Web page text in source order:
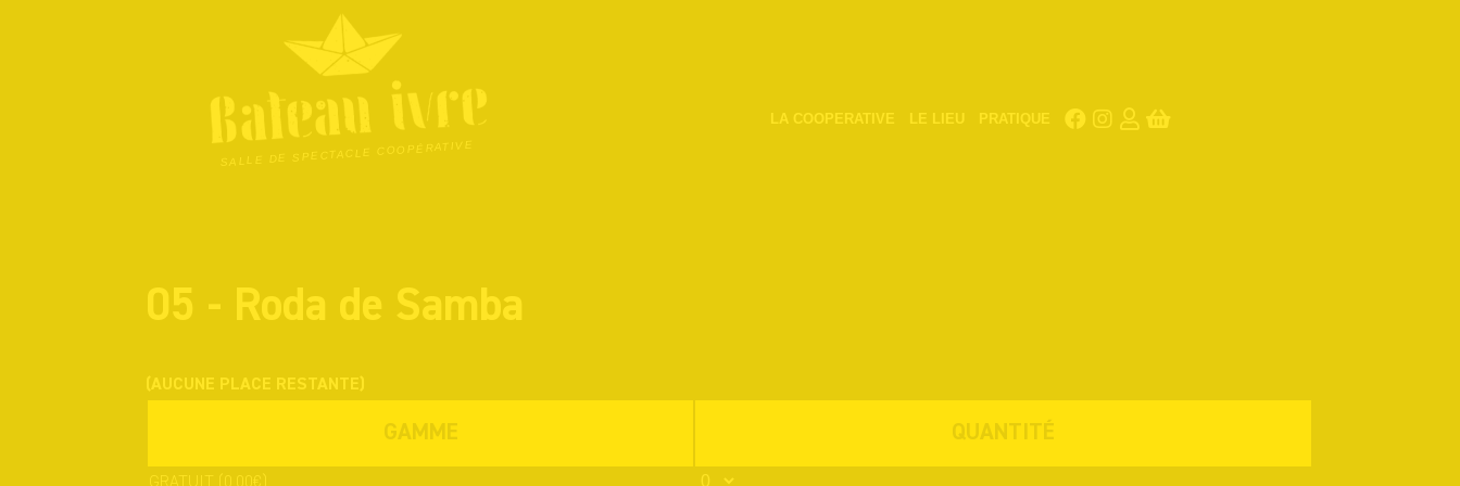
LA COOPERATIVE LE LIEU PRATIQUE
05 - Roda de Samba
(AUCUNE PLACE RESTANTE)
GAMME QUANTITÉ